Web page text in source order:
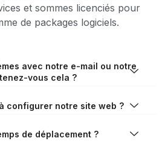
et sommes licenciés pour
de packages logiciels.
avec notre e-mail ou notre
vous cela ?
configurer notre site web ?
de déplacement ?